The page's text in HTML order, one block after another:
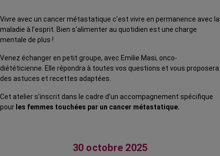
Vivre avec un cancer métastatique c’est vivre en permanence avec la
maladie à l’esprit. Bien s’alimenter au quotidien est une charge
mentale de plus !
Venez échanger en petit groupe, avec Emilie Masi, onco-
diététicienne. Elle répondra à toutes vos questions et vous proposera
des astuces et recettes adaptées.
Cet atelier s’inscrit dans le cadre d’un accompagnement spécifique
pour les femmes touchées par un cancer métastatique.
30 octobre 2025